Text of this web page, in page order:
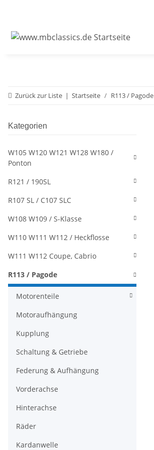
Zurück zur Liste Startseite R113 / Pagode
Kategorien
W105 W120 W121 W128 W180 /
Ponton
R121 / 190SL
R107 SL / C107 SLC
W108 W109 / S-Klasse
W110 W111 W112 / Heckflosse
W111 W112 Coupe, Cabrio
R113 / Pagode
Motorenteile
Motoraufhängung
Kupplung
Schaltung & Getriebe
Federung & Aufhängung
Vorderachse
Hinterachse
Räder
Kardanwelle